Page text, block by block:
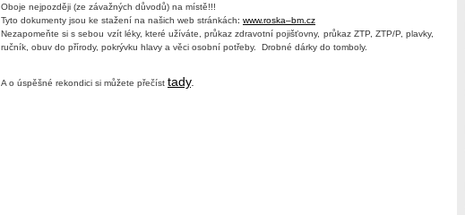
Oboje nejpozději (ze závažných důvodů) na místě!!!
Tyto dokumenty jsou ke stažení na našich web stránkách: www.roska–bm.cz
Nezapomeňte si s sebou vzít léky, které užíváte, průkaz zdravotní pojišťovny, průkaz ZTP, ZTP/P, plavky,
ručník, obuv do přírody, pokrývku hlavy a věci osobní potřeby.
Drobné dárky do tomboly.
A o úspěšné rekondici si můžete přečíst tady.